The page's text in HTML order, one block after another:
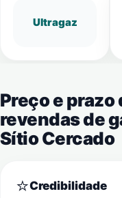
Ultragaz
Preço e prazo
revendas de
Sítio Cercado
⭐Credibilidade